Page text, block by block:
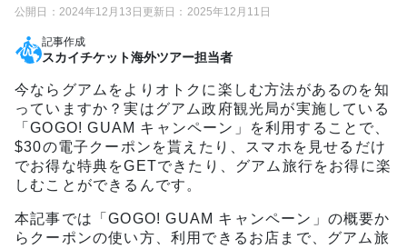
公開日： 2024年12月13日 更新日： 2025年12月11日
記事作成
スカイチケット海外ツアー担当者
今ならグアムをよりオトクに楽しむ方法があるのを知
っていますか？実はグアム政府観光局が実施している
「GOGO! GUAM キャンペーン」を利用することで、
$30の電子クーポンを貰えたり、スマホを見せるだけ
でお得な特典をGETできたり、グアム旅行をお得に楽
しむことができるんです。
本記事では「GOGO! GUAM キャンペーン」の概要か
らクーポンの使い方、利用できるお店まで、グアム旅